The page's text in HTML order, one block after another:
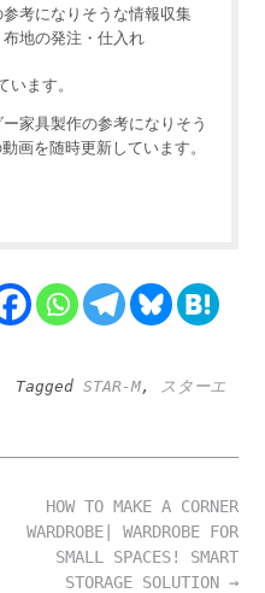
考になりそうな情報収集
地の発注・仕入れ
います。
家具製作の参考になりそう
画を随時更新しています。
Tagged STAR-M, スターエ
HOW TO MAKE A CORNER
WARDROBE| WARDROBE FOR
SMALL SPACES! SMART
STORAGE SOLUTION →